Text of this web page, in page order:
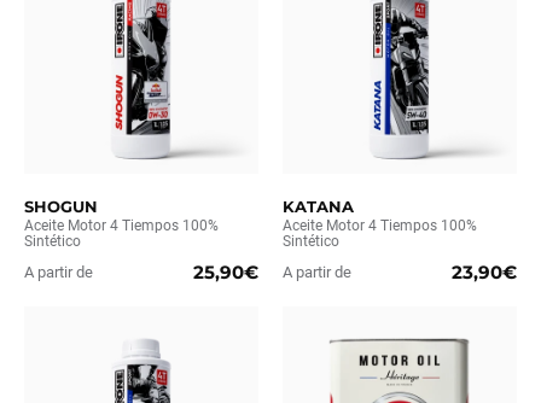
SHOGUN
Aceite Motor 4 Tiempos 100%
Sintético
A partir de 25,90€
KATANA
Aceite Motor 4 Tiempos 100%
Sintético
A partir de 23,90€